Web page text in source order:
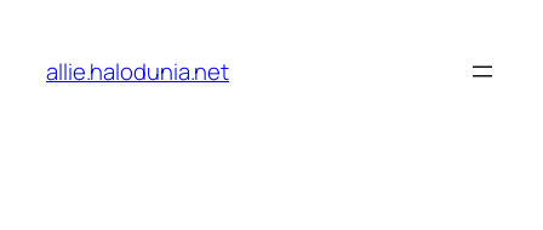
konten
allie.halodunia.net